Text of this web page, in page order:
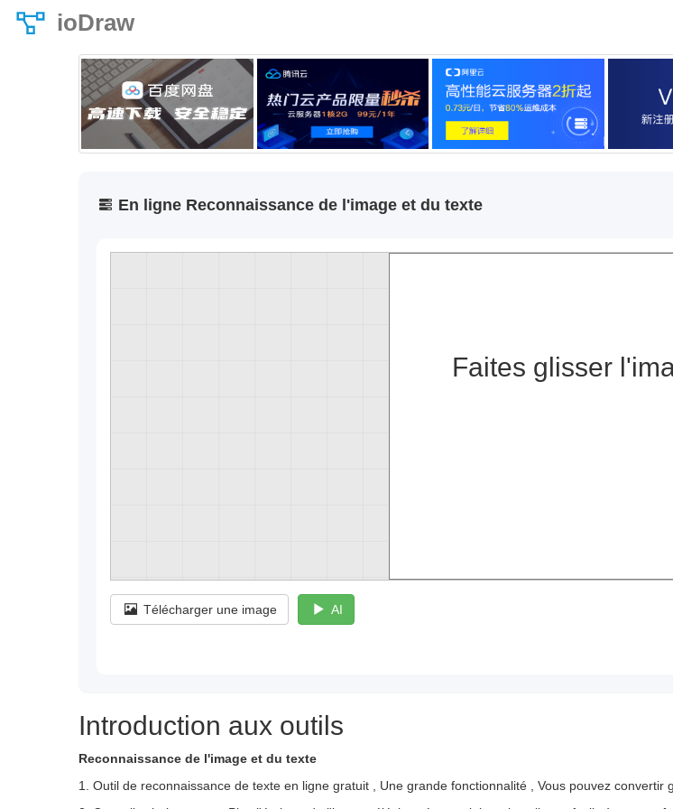
ioDraw
En ligne Reconnaissance de l'image et du texte
Faites glisser
Télécharger une image AI
Introduction aux outils
Reconnaissance de l'image et du texte
1. Outil de reconnaissance de texte en ligne gratuit , Une grande fonctionnalité , Vous pouvez